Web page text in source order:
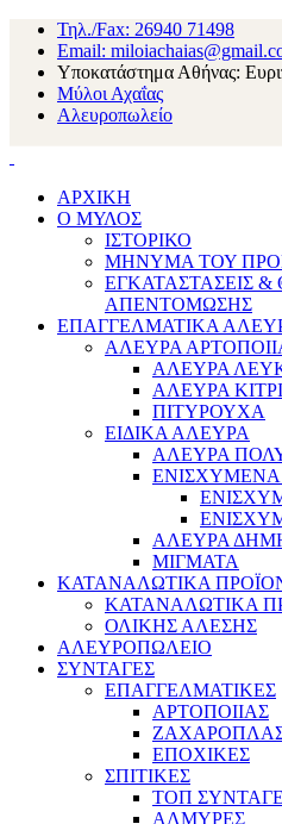
Τηλ./Fax: 26940 71498
Email:
Υποκατάστημα Αθήνας:
Μύλοι Αχαΐας
Αλευροπωλείο
ΑΡΧΙΚΗ
Ο ΜΥΛΟΣ
ΙΣΤΟΡΙΚΟ
ΜΗΝΥΜΑ ΤΟΥ
ΕΓΚΑΤΑΣΤΑΣΕΙΣ
ΑΠΕΝΤΟΜΩΣΗΣ
ΕΠΑΓΓΕΛΜΑΤΙΚΑ
ΑΛΕΥΡΑ
ΑΛΕΥΡΑ
ΑΛΕΥΡΑ
ΠΙΤΥΡΟΥΧΑ
ΕΙΔΙΚΑ ΑΛΕΥΡΑ
ΑΛΕΥΡΑ
ΑΛΕΥΡΑ
ΜΙΓΜΑΤΑ
ΚΑΤΑΝΑΛΩΤΙΚΑ
ΚΑΤΑΝΑΛΩΤΙΚΑ
ΟΛΙΚΗΣ ΑΛΕΣΗΣ
ΑΛΕΥΡΟΠΩΛΕΙΟ
ΣΥΝΤΑΓΕΣ
ΕΠΑΓΓΕΛΜΑΤΙΚΕΣ
ΑΡΤΟΠΟΙΙΑΣ
ΕΠΟΧΙΚΕΣ
ΣΠΙΤΙΚΕΣ
ΤΟΠ
ΑΛΜΥΡΕΣ